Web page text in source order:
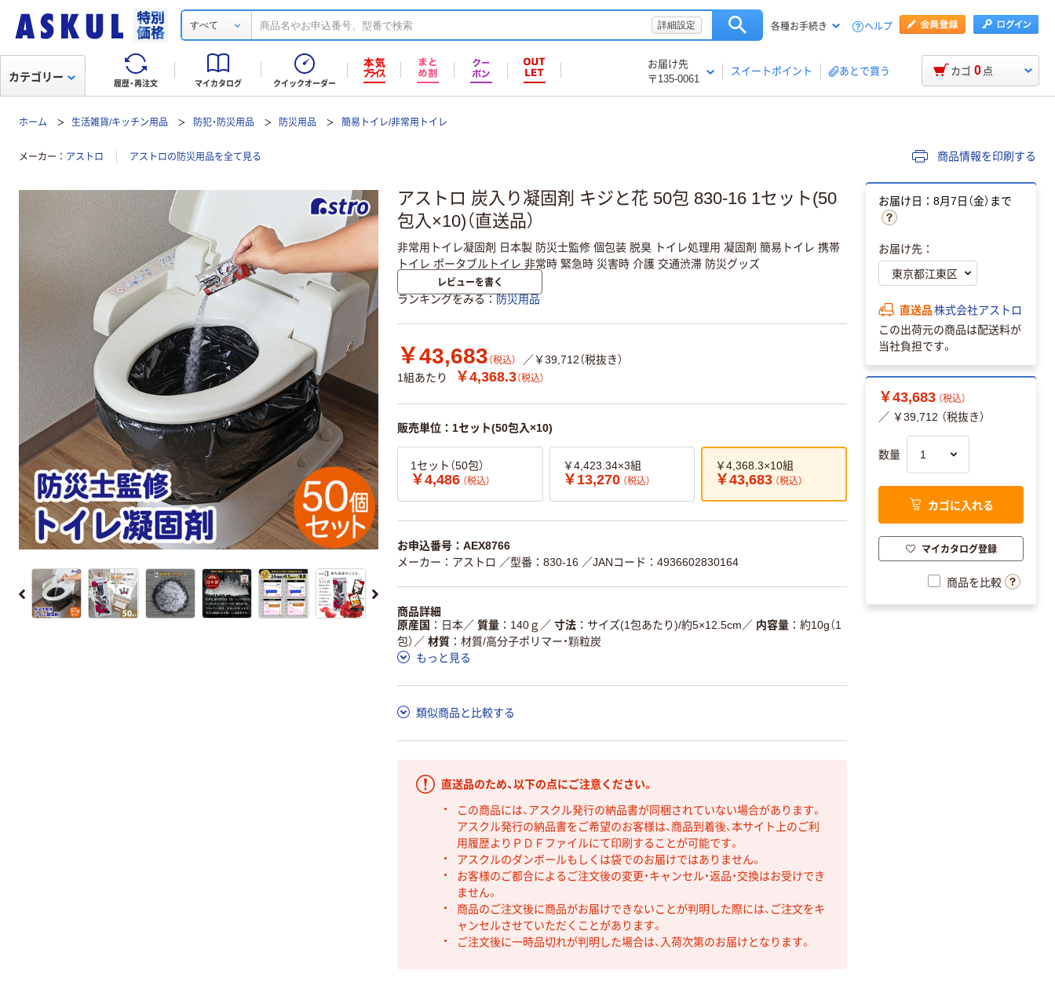
すべて 詳細設定 各種お手続き ヘルプ
履歴・再注文 マイカタログ クイックオーダー
お届け先
〒135-0061
スイートポイント あとで買う
カテゴリー カゴ 0 点
ホーム 生活雑貨/キッチン用品 防犯・防災用品 防災用品 簡易トイレ/非常用トイレ
メーカー アストロ アストロの防災用品を全て見る 商品情報を印刷する
アストロ 炭入り凝固剤 キジと花 50包 830-16 1セット(50
包入×10)（直送品）
非常用トイレ凝固剤 日本製 防災士監修 個包装 脱臭 トイレ処理用 凝固剤 簡易トイレ 携帯
トイレ ポータブルトイレ 非常時 緊急時 災害時 介護 交通渋滞 防災グッズ
レビューを書く
ランキングをみる 防災用品
￥43,683 （税込）
／￥39,712（税抜き）
1組あたり
￥4,368.3（税込）
販売単位：1セット(50包入×10)
1セット（50包）
￥4,486 （税込）
￥4,423.34×3組
￥13,270 （税込）
￥4,368.3×10組
￥43,683 （税込）
お申込番号：AEX8766
メーカー：アストロ ／型番：830-16 ／JANコード：4936602830164
商品詳細
原産国
日本／ 質量 140ｇ ／ 寸法 サイズ(1包あたり)/約5×12.5cm ／ 内容量
約10g（1
包） ／ 材質
材質/高分子ポリマー・顆粒炭
もっと見る
類似商品と比較する
直送品のため、以下の点にご注意ください。
この商品には、アスクル発行の納品書が同梱されていない場合があります。
アスクル発行の納品書をご希望のお客様は、商品到着後、本サイト上のご利
用履歴よりＰＤＦファイルにて印刷することが可能です。
アスクルのダンボールもしくは袋でのお届けではありません。
お客様のご都合によるご注文後の変更・キャンセル・返品・交換はお受けでき
ません。
商品のご注文後に商品がお届けできないことが判明した際には、ご注文をキ
ャンセルさせていただくことがあります。
ご注文後に一時品切れが判明した場合は、入荷次第のお届けとなります。
お届け日：8月7日（金）まで
お届け先：
直送品株式会社アストロ
この出荷元の商品は配送料が
当社負担です。
￥43,683 （税込）
／ ￥39,712 （税抜き）
数量
カゴに入れる
マイカタログ登録
商品を比較